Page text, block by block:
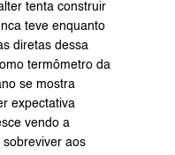
tenta construir
teve enquanto
diretas dessa
termômetro da
se mostra
expectativa
vendo a
aos